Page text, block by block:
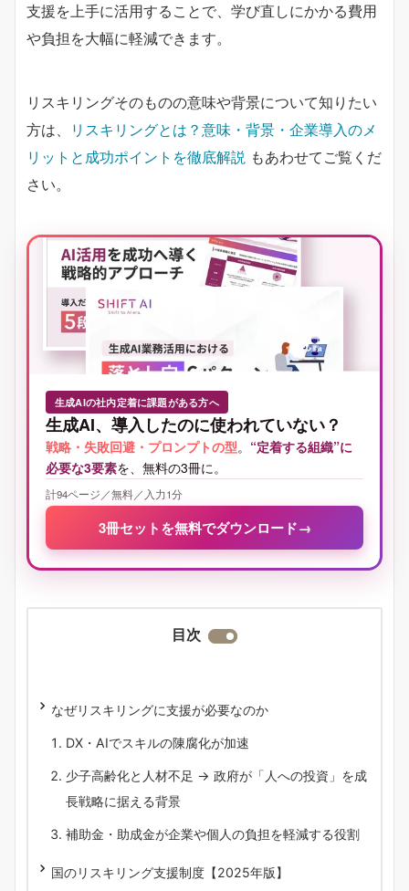
支援を上手に活用することで、学び直しにかかる費用
や負担を大幅に軽減できます。
リスキリングそのものの意味や背景について知りたい
方は、
リスキリングとは？意味・背景・企業導入のメ
リットと成功ポイントを徹底解説 もあわせてご覧くだ
さい。
生成AIの社内定着に課題がある方へ
生成AI、導入したのに使われていない？
戦略・失敗回避・プロンプトの型。 “定着する組織”に
必要な3要素を、無料の3冊に。
計94ページ／無料／入力1分
3冊セットを無料でダウンロード→
目次
なぜリスキリングに支援が必要なのか
DX・AIでスキルの陳腐化が加速
少子高齢化と人材不足 → 政府が「人への投資」を成
長戦略に据える背景
補助金・助成金が企業や個人の負担を軽減する役割
国のリスキリング支援制度【2025年版】